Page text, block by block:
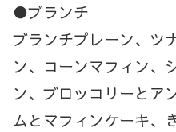
●ブランチ
ブランチプレーン、ツ
ン、コーンマフィン、
ン、ブロッコリーとア
ムとマフィンケーキ、